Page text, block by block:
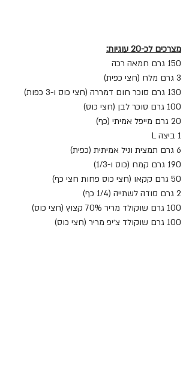
מצרכים לכ-20 עוגיות:
150 גרם חמאה רכה
3 גרם מלח (חצי כפית)
130 גרם סוכר חום דמררה (חצי כוס ו-3 כפות)
100 גרם סוכר לבן (חצי כוס)
20 גרם מייפל אמיתי (כף)
1 ביצה L
6 גרם תמצית וניל אמיתית (כפית)
190 גרם קמח (כוס ו-1/3)
50 גרם קקאו (חצי כוס פחות חצי כף)
2 גרם סודה לשתייה (1/4 כף)
100 גרם שוקולד מריר 70% קצוץ (חצי כוס)
100 גרם שוקולד צ׳יפ מריר (חצי כוס)